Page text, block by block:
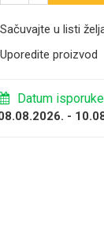
Sačuvajte u listi
Uporedite proizvod
Datum isporuke
-